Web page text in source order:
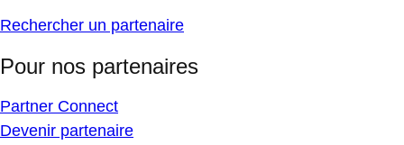
Rechercher un partenaire
Pour nos partenaires
Partner Connect
Devenir partenaire